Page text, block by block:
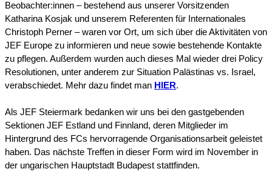
Beobachter:innen – bestehend aus unserer Vorsitzenden
Katharina Kosjak und unserem Referenten für Internationales
Christoph Perner – waren vor Ort, um sich über die Aktivitäten von
JEF Europe zu informieren und neue sowie bestehende Kontakte
zu pflegen. Außerdem wurden auch dieses Mal wieder drei Policy
Resolutionen, unter anderem zur Situation Palästinas vs. Israel,
verabschiedet. Mehr dazu findet man HIER.
Als JEF Steiermark bedanken wir uns bei den gastgebenden
Sektionen JEF Estland und Finnland, deren Mitglieder im
Hintergrund des FCs hervorragende Organisationsarbeit geleistet
haben. Das nächste Treffen in dieser Form wird im November in
der ungarischen Hauptstadt Budapest stattfinden.